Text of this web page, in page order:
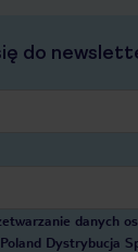
do
danych
Dystrybucja